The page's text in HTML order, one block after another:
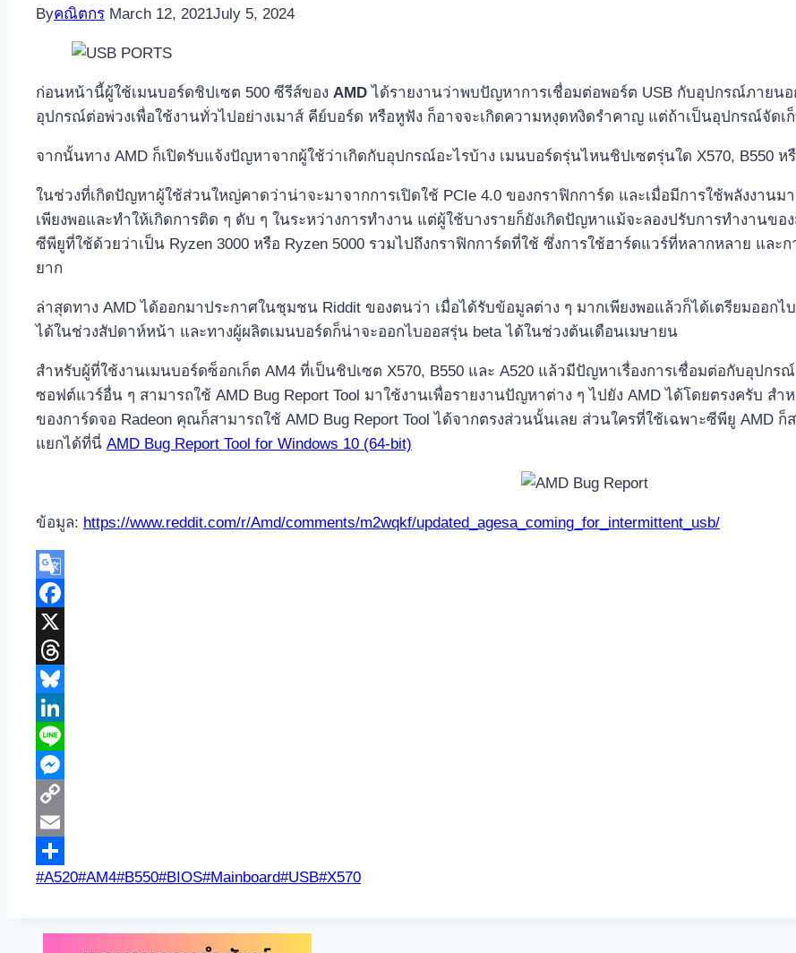
Byคณิตกร March 12, 2021July 5, 2024
ก่อนหน้านี้ผู้ใช้เมนบอร์ดชิปเซต 500 ซีรีส์ของ AMD ได้รายงานว่าพบปัญหาการเชื่อมต่อพอร์ต USB กับอุปกรณ์ภายน
อุปกรณ์ต่อพ่วงเพื่อใช้งานทั่วไปอย่างเมาส์ คีย์บอร์ด หรือหูฟัง ก็อาจจะเกิดความหงุดหงิดรำคาญ แต่ถ้าเป็นอุปกรณ์จัดเ
จากนั้นทาง AMD ก็เปิดรับแจ้งปัญหาจากผู้ใช้ว่าเกิดกับอุปกรณ์อะไรบ้าง เมนบอร์ดรุ่นไหนชิปเซตรุ่นใด X570, B550 ห
ในช่วงที่เกิดปัญหาผู้ใช้ส่วนใหญ่คาดว่าน่าจะมาจากการเปิดใช้ PCIe 4.0 ของกราฟิกการ์ด และเมื่อมีการใช้พลังงานม
เพียงพอและทำให้เกิดการติด ๆ ดับ ๆ ในระหว่างการทำงาน แต่ผู้ใช้บางรายก็ยังเกิดปัญหาแม้จะลองปรับการทำงานข
ซีพียูที่ใช้ด้วยว่าเป็น Ryzen 3000 หรือ Ryzen 5000 รวมไปถึงกราฟิกการ์ดที่ใช้ ซึ่งการใช้ฮาร์ดแวร์ที่หลากหลาย แล
ยาก
ล่าสุดทาง AMD ได้ออกมาประกาศในชุมชน Riddit ของตนว่า เมื่อได้รับข้อมูลต่าง ๆ มากเพียงพอแล้วก็ได้เตรียมออกไ
ได้ในช่วงสัปดาห์หน้า และทางผู้ผลิตเมนบอร์ดก็น่าจะออกไบออสรุ่น beta ได้ในช่วงต้นเดือนเมษายน
สำหรับผู้ที่ใช้งานเมนบอร์ดซ็อกเก็ต AM4 ที่เป็นชิปเซต X570, B550 และ A520 แล้วมีปัญหาเรื่องการเชื่อมต่อกับอุปก
ซอฟต์แวร์อื่น ๆ สามารถใช้ AMD Bug Report Tool มาใช้งานเพื่อรายงานปัญหาต่าง ๆ ไปยัง AMD ได้โดยตรงครับ สำ
ของการ์ดจอ Radeon คุณก็สามารถใช้ AMD Bug Report Tool ได้จากตรงส่วนนั้นเลย ส่วนใครที่ใช้เฉพาะซีพียู AMD ก็
แยกได้ที่นี่ AMD Bug Report Tool for Windows 10 (64-bit)
ข้อมูล: https://www.reddit.com/r/Amd/comments/m2wqkf/updated_agesa_coming_for_intermittent_usb/
Google
Translate
Facebook
X
Threads
Bluesky
LinkedIn
Line
Messenger
Copy
Link
Email
Share
Post
#A520#AM4#B550#BIOS#Mainboard#USB#X570